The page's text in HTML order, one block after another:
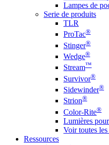
Lampes de
Serie de produits
TLR
ProTac®
Stinger®
Wedge®
Stream™
Survivor®
Sidewinder®
Strion®
Color-Rite®
Lumières
Voir toutes les
Ressources